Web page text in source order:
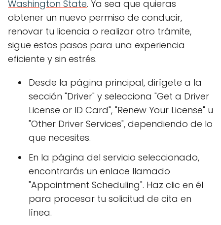
Washington State. Ya sea que quieras
obtener un nuevo permiso de conducir,
renovar tu licencia o realizar otro trámite,
sigue estos pasos para una experiencia
eficiente y sin estrés.
Desde la página principal, dirígete a la
sección "Driver" y selecciona "Get a Driver
License or ID Card", "Renew Your License" u
"Other Driver Services", dependiendo de lo
que necesites.
En la página del servicio seleccionado,
encontrarás un enlace llamado
"Appointment Scheduling". Haz clic en él
para procesar tu solicitud de cita en
línea.